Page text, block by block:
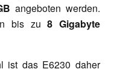
angeboten werden.
bis zu8 Gigabyte
ist das E6230 daher